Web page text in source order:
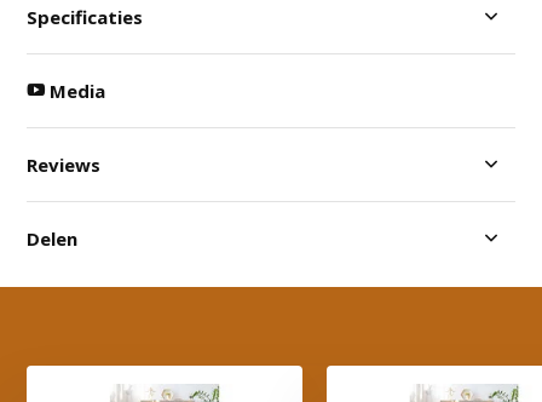
Specificaties
Media
Reviews
Delen